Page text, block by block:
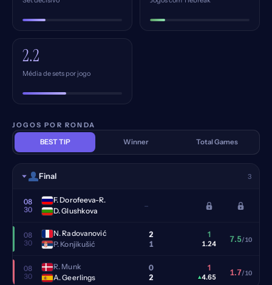
2.2
Média de sets por jogo
JOGOS POR RONDA
BEST TIP
Winner Total Games
Final 3
08
30
F. Dorofeeva-R.
D. Glushkova
–
08
30
N. Radovanović
P. Konjikušić
2
1
1
1.24 7.5/10
08
30
R. Munk
A. Geerlings
0
2
1
▴4.65 1.7/10